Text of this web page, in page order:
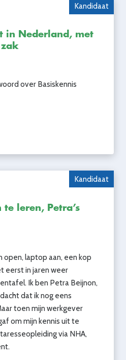
Kandidaat
in Nederland, met
over Basiskennis
Kandidaat
leren, Petra’s
open, laptop aan, een kop
eerst in jaren weer
Ik ben Petra Beijnon,
dat ik nog eens
toen mijn werkgever
om mijn kennis uit te
via NHA,